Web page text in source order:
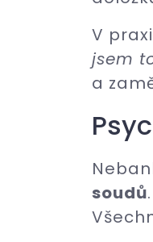
V
jsem
a
soudů